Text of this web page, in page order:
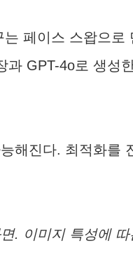
페이스 스왑으
과 GPT-4o로 생성
해진다. 최적화를
. 이미지 특성에